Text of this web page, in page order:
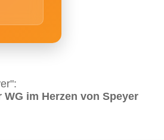
WG im Herzen von Speyer